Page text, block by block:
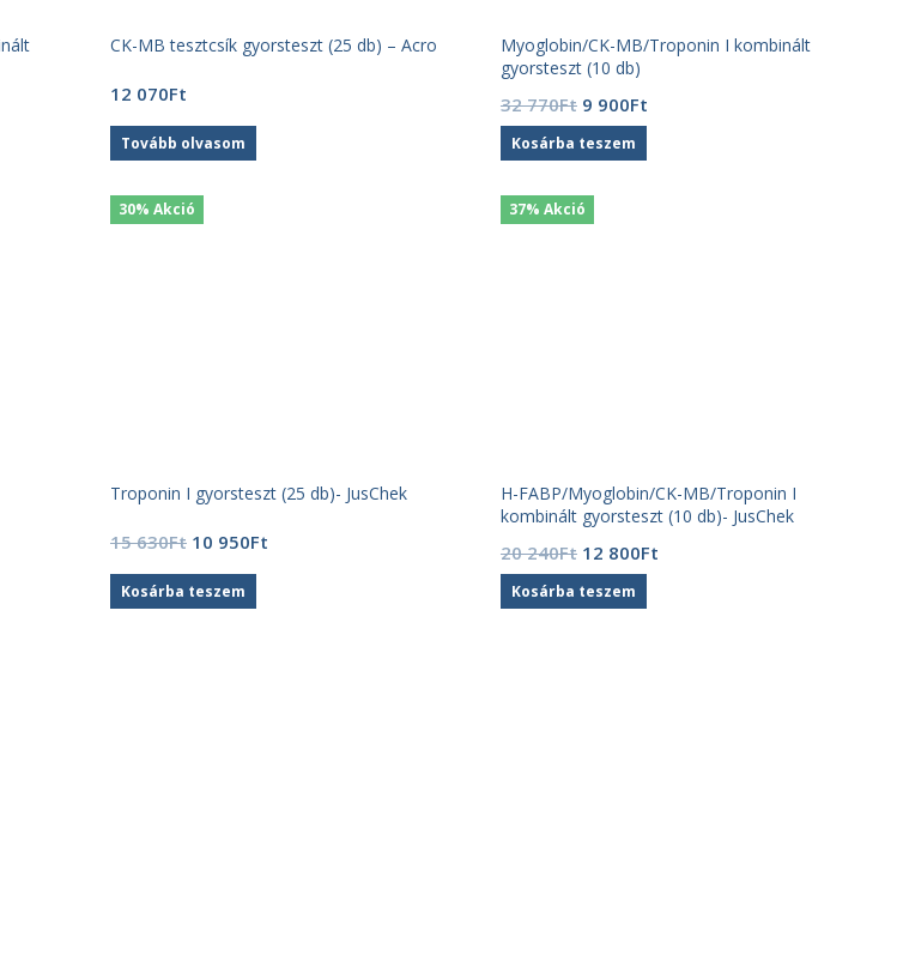
CK-MB tesztcsík gyorsteszt (25 db) – Acro
12 070Ft
Tovább olvasom
Myoglobin/CK-MB/Troponin I kombinált
gyorsteszt (10 db)
32 770Ft Original
price
was:
770Ft.
9 900FtCurrent
price
Kosárba teszem
30% Akció
Troponin I gyorsteszt (25 db)- JusChek
15 630Ft Original
was:
15
10 950FtCurrent
Kosárba teszem
37% Akció
H-FABP/Myoglobin/CK-MB/Troponin I
kombinált gyorsteszt (10 db)- JusChek
20 240Ft Original
price
was:
12 800FtCurrent
Kosárba teszem